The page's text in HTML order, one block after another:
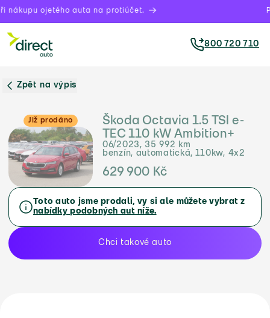
ojetého auta na protiúčet.
800 720 710
Zpět na výpis
Již prodáno
Škoda Octavia 1.5 TSI e-
TEC 110 kW Ambition+
06/2023, 35 992 km
benzín, automatická, 110kw, 4x2
629 900 Kč
Toto auto jsme prodali, vy si ale můžete vybrat z
nabídky podobných aut níže.
Chci takové auto